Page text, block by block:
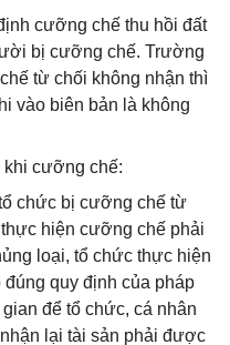
cưỡng chế thu hồi đất
bị cưỡng chế. Trường
từ chối không nhận thì
vào biên bản là không
khi cưỡng chế:
chức bị cưỡng chế từ
hiện cưỡng chế phải
loại, tổ chức thực hiện
quy định của pháp
để tổ chức, cá nhân
lại tài sản phải được